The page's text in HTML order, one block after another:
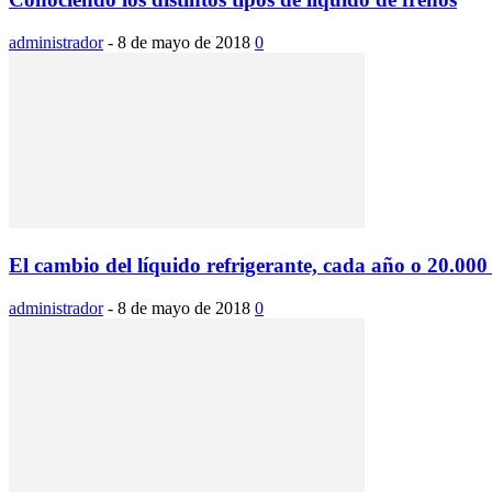
administrador - 8 de mayo de 2018 0
El cambio del líquido refrigerante, cada año o
administrador - 8 de mayo de 2018 0